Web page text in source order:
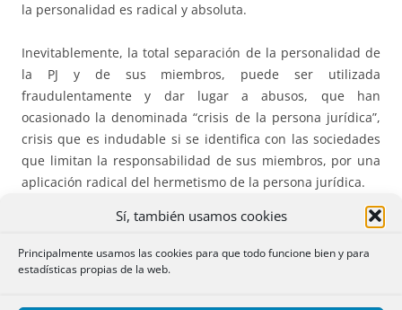
Sí, también usamos cookies
Principalmente usamos las cookies para que todo funcione bien y para
estadísticas propias de la web.
la personalidad es radical y absoluta.
Inevitablemente, la total separación de la personalidad de
la PJ y de sus miembros, puede ser utilizada
fraudulentamente y dar lugar a abusos, que han
ocasionado la denominada “crisis de la persona jurídica”,
crisis que es indudable si se identifica con las sociedades
que limitan la responsabilidad de sus miembros, por una
aplicación radical del hermetismo de la persona jurídica.
La doctrina del “levantamiento del velo”.
Surge como reacción a los abusos del concepto de